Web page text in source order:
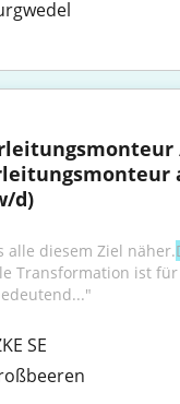
d)
alle diesem Ziel näher.
Transformation ist
SE